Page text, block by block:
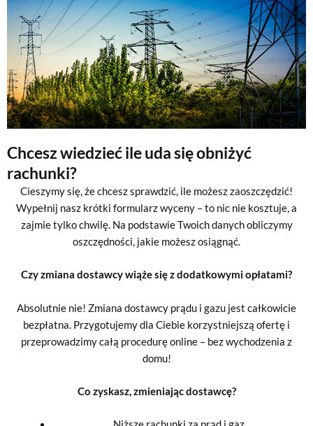
Chcesz wiedzieć ile uda się obniżyć
rachunki?
Cieszymy się, że chcesz sprawdzić, ile możesz zaoszczędzić!
Wypełnij nasz krótki formularz wyceny – to nic nie kosztuje, a
zajmie tylko chwilę. Na podstawie Twoich danych obliczymy
oszczędności, jakie możesz osiągnąć.
Czy zmiana dostawcy wiąże się z dodatkowymi opłatami?
Absolutnie nie! Zmiana dostawcy prądu i gazu jest całkowicie
bezpłatna. Przygotujemy dla Ciebie korzystniejszą ofertę i
przeprowadzimy całą procedurę online – bez wychodzenia z
domu!
Co zyskasz, zmieniając dostawcę?